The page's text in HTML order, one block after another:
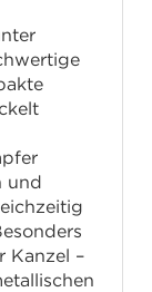
und
Kanzel –